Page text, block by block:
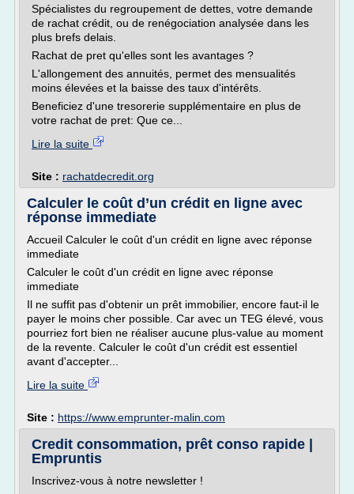
Spécialistes du regroupement de dettes, votre demande
de rachat crédit, ou de renégociation analysée dans les
plus brefs delais.
Rachat de pret qu'elles sont les avantages ?
L'allongement des annuités, permet des mensualités
moins élevées et la baisse des taux d'intérêts.
Beneficiez d'une tresorerie supplémentaire en plus de
votre rachat de pret: Que ce...
Lire la suite
Site : rachatdecredit.org
Calculer le coût d’un crédit en ligne avec
réponse immediate
Accueil Calculer le coût d'un crédit en ligne avec réponse
immediate
Calculer le coût d'un crédit en ligne avec réponse
immediate
Il ne suffit pas d'obtenir un prêt immobilier, encore faut-il le
payer le moins cher possible. Car avec un TEG élevé, vous
pourriez fort bien ne réaliser aucune plus-value au moment
de la revente. Calculer le coût d'un crédit est essentiel
avant d'accepter...
Lire la suite
Site : https://www.emprunter-malin.com
Credit consommation, prêt conso rapide |
Empruntis
Inscrivez-vous à notre newsletter !